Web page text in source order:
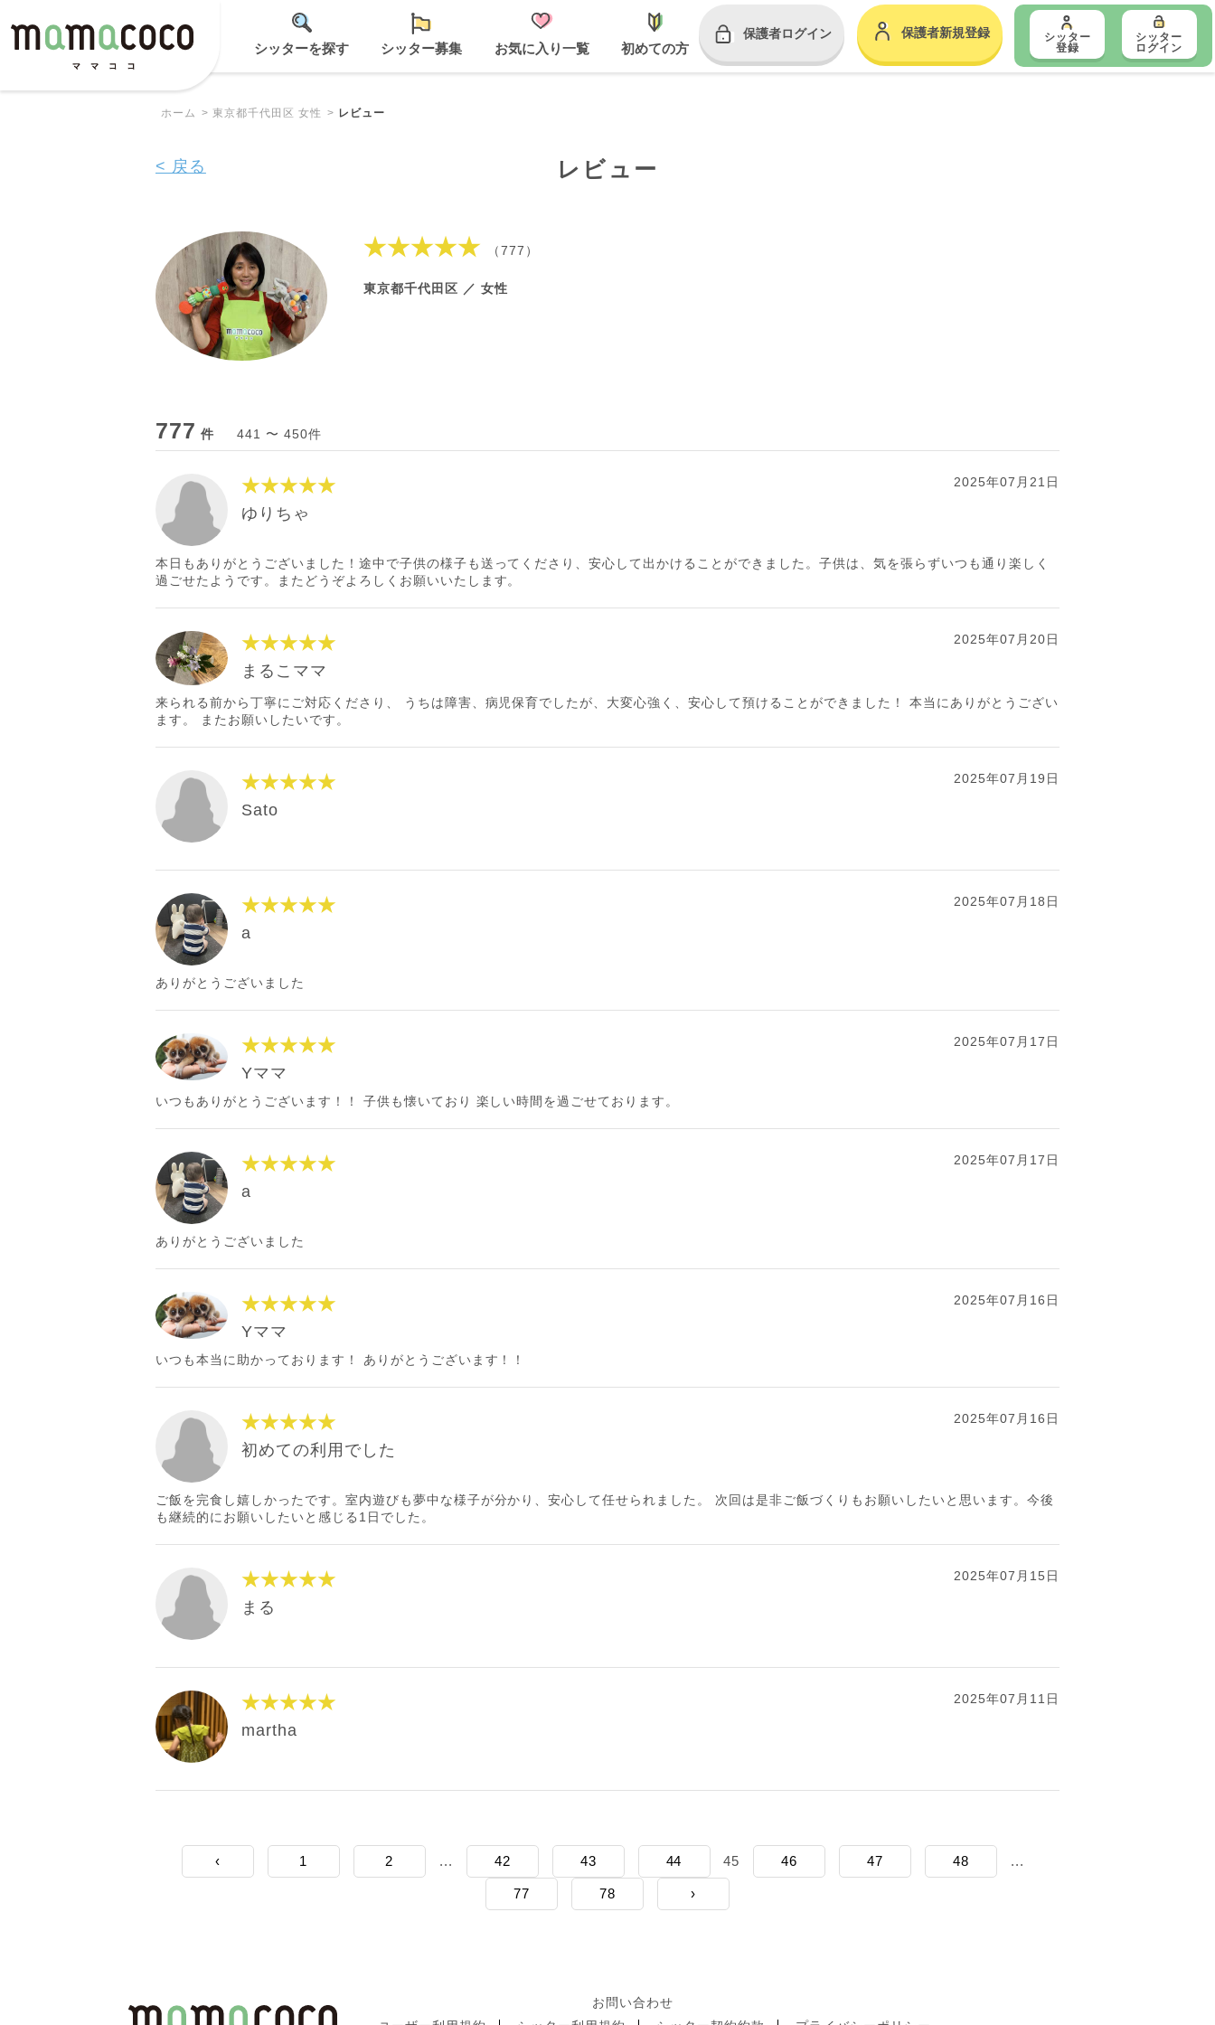
シッターを探す シッター募集 お気に入り一覧 初めての方
保護者ログイン 保護者新規登録
シッター
登録
シッター
ログイン
ホーム 東京都千代田区 女性 レビュー
レビュー
< 戻る
★★★★★ （777）
東京都千代田区 ／ 女性
777 件 441 〜 450件
★★★★★ 2025年07月21日
ゆりちゃ
本日もありがとうございました！途中で子供の様子も送ってくださり、安心して出かけることができました。子供は、気を張らずいつも通り楽しく
過ごせたようです。またどうぞよろしくお願いいたします。
★★★★★ 2025年07月20日
まるこママ
来られる前から丁寧にご対応くださり、 うちは障害、病児保育でしたが、大変心強く、安心して預けることができました！ 本当にありがとうござい
ます。 またお願いしたいです。
★★★★★ 2025年07月19日
Sato
★★★★★ 2025年07月18日
a
ありがとうございました
★★★★★ 2025年07月17日
Yママ
いつもありがとうございます！！ 子供も懐いており 楽しい時間を過ごせております。
★★★★★ 2025年07月17日
a
ありがとうございました
★★★★★ 2025年07月16日
Yママ
いつも本当に助かっております！ ありがとうございます！！
★★★★★ 2025年07月16日
初めての利用でした
ご飯を完食し嬉しかったです。室内遊びも夢中な様子が分かり、安心して任せられました。 次回は是非ご飯づくりもお願いしたいと思います。今後
も継続的にお願いしたいと感じる1日でした。
★★★★★ 2025年07月15日
まる
★★★★★ 2025年07月11日
martha
‹ 1 2 ... 42 43 44 45 46 47 48 ...
77 78 ›
お問い合わせ